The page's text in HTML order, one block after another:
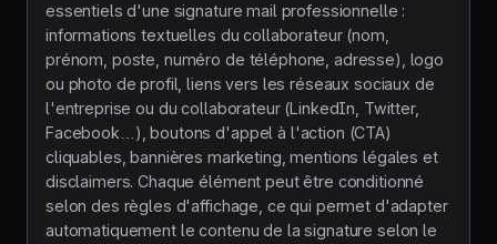
essentiels d'une signature mail professionnelle :
informations textuelles du collaborateur (nom,
prénom, poste, numéro de téléphone, adresse), logo
ou photo de profil, liens vers les réseaux sociaux de
l'entreprise ou du collaborateur (LinkedIn, Twitter,
Facebook…), boutons d'appel à l'action (CTA)
cliquables, bannières marketing, mentions légales et
disclaimers. Chaque élément peut être conditionné
selon des règles d'affichage, ce qui permet d'adapter
automatiquement le contenu de la signature selon le